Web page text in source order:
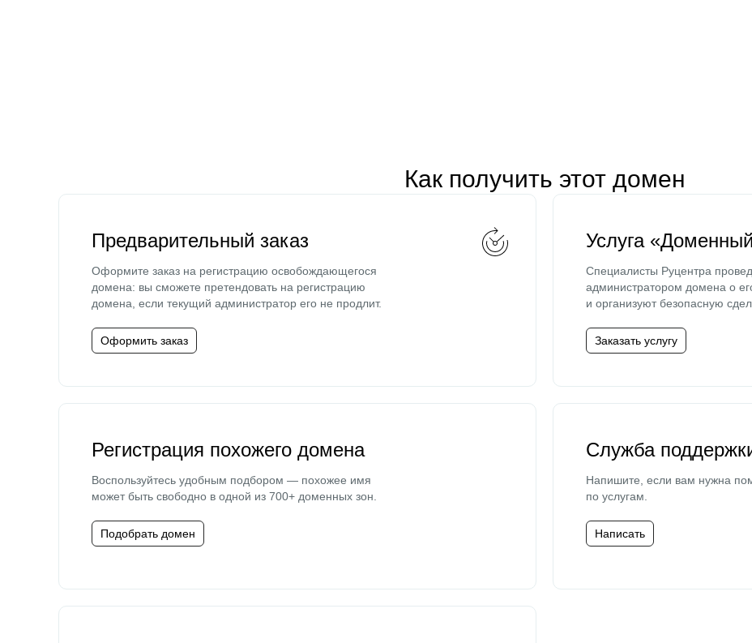
Как получить этот домен
Предварительный заказ
Оформите заказ на регистрацию освобождающегося
домена: вы сможете претендовать на регистрацию
домена, если текущий администратор его не продлит.
Оформить заказ
Услуга
Специалисты Руцентра
администратором домена о
и организуют безопасную
Заказать услугу
Регистрация похожего домена
Воспользуйтесь удобным подбором — похожее имя
может быть свободно в одной из 700+ доменных зон.
Подобрать домен
Служба
Напишите, если вам нужна
по услугам.
Написать